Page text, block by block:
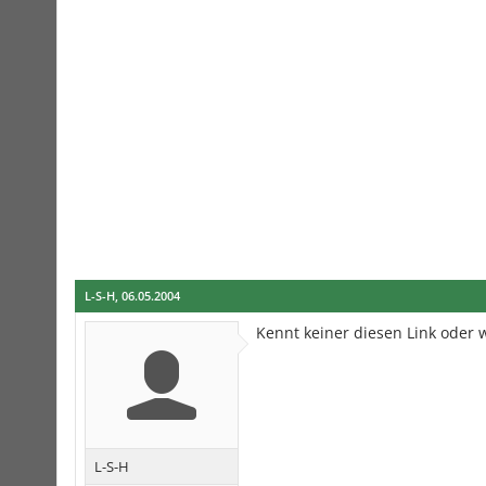
L-S-H, 06.05.2004
L-S-H
Kennt keiner diesen Link oder